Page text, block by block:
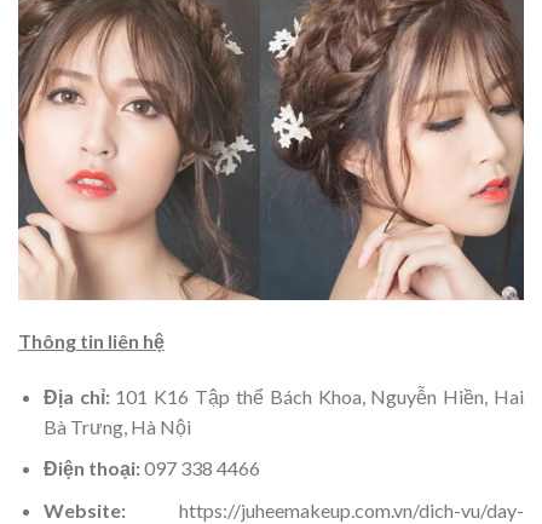
Thông tin liên hệ
Địa chỉ: 101 K16 Tập thể Bách Khoa, Nguyễn Hiền, Hai
Bà Trưng, Hà Nội
Điện thoại:097 338 4466
Website:https://juheemakeup.com.vn/dich-vu/day-